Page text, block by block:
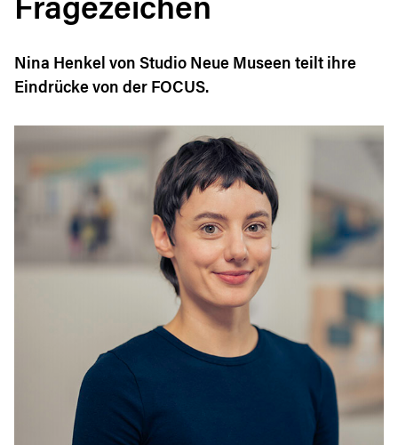
Fragezeichen
Nina Henkel von Studio Neue Museen teilt ihre
Eindrücke von der FOCUS.